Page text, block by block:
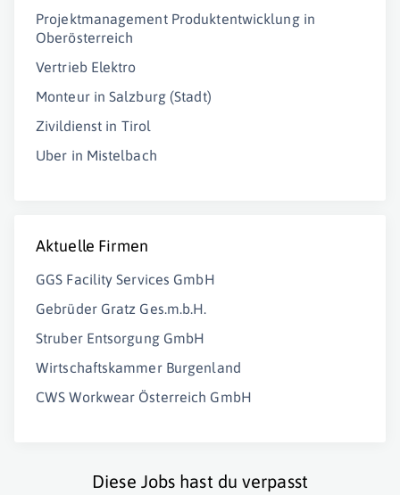
Projektmanagement Produktentwicklung in
Oberösterreich
Vertrieb Elektro
Monteur in Salzburg (Stadt)
Zivildienst in Tirol
Uber in Mistelbach
Aktuelle Firmen
GGS Facility Services GmbH
Gebrüder Gratz Ges.m.b.H.
Struber Entsorgung GmbH
Wirtschaftskammer Burgenland
CWS Workwear Österreich GmbH
Diese Jobs hast du verpasst